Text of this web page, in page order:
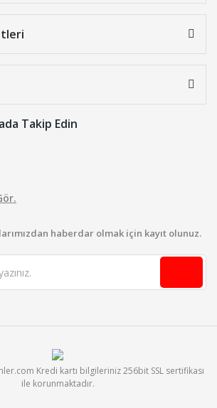
Takip Edin
haberdar olmak için kayıt olunuz.
Kredi kartı bilgileriniz 256bit SSL sertifikası
ile korunmaktadır.